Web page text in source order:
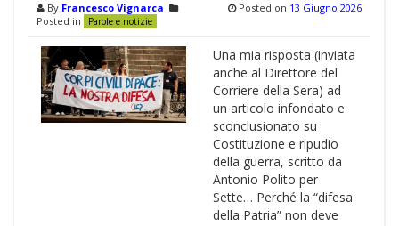
By Francesco Vignarca
Posted in
Parole e notizie
Posted on 13 Giugno 2026
Una mia risposta (inviata
anche al Direttore del
Corriere della Sera) ad
un articolo infondato e
sconclusionato su
Costituzione e ripudio
della guerra, scritto da
Antonio Polito per
Sette… Perché la “difesa
della Patria” non deve